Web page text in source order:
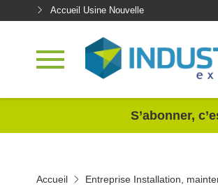
Accueil Usine Nouvelle
S’abonner,
Accueil Entreprise Installation,